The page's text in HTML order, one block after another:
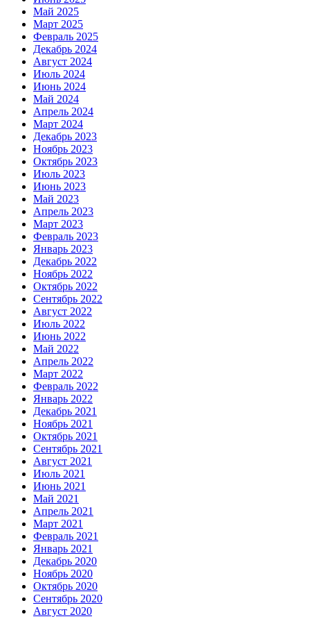
Май 2025
Март 2025
Февраль 2025
Декабрь 2024
Август 2024
Июль 2024
Июнь 2024
Май 2024
Апрель 2024
Март 2024
Декабрь 2023
Ноябрь 2023
Октябрь 2023
Июль 2023
Июнь 2023
Май 2023
Апрель 2023
Март 2023
Февраль 2023
Январь 2023
Декабрь 2022
Ноябрь 2022
Октябрь 2022
Сентябрь 2022
Август 2022
Июль 2022
Июнь 2022
Май 2022
Апрель 2022
Март 2022
Февраль 2022
Январь 2022
Декабрь 2021
Ноябрь 2021
Октябрь 2021
Сентябрь 2021
Август 2021
Июль 2021
Июнь 2021
Май 2021
Апрель 2021
Март 2021
Февраль 2021
Январь 2021
Декабрь 2020
Ноябрь 2020
Октябрь 2020
Сентябрь 2020
Август 2020